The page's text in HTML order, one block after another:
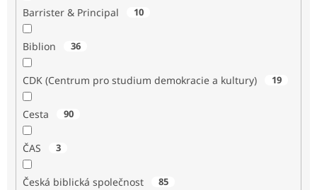
Barrister & Principal 10
Biblion 36
CDK (Centrum pro studium demokracie a kultury) 19
Cesta 90
ČAS 3
Česká biblická společnost 85